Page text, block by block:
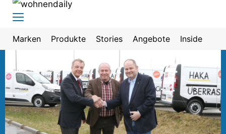
Marken Produkte Stories Angebote Inside